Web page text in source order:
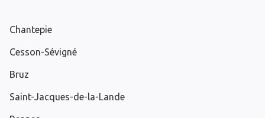
Chantepie
Cesson-Sévigné
Bruz
Saint-Jacques-de-la-Lande